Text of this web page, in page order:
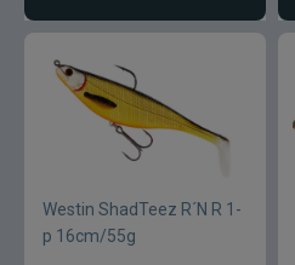
Westin ShadTeez R´N R 1-
p 16cm/55g